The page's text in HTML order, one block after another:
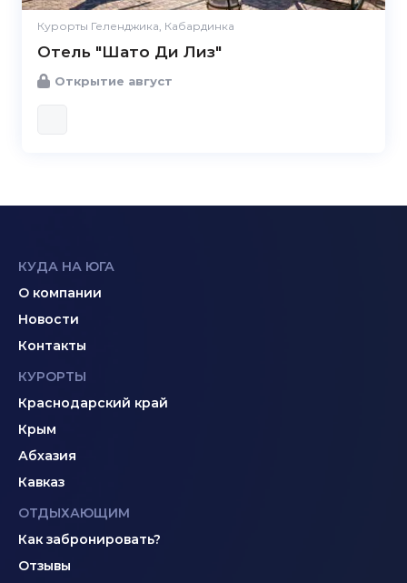
Курорты Геленджика, Кабардинка
Отель "Шато Ди Лиз"
Открытие август
КУДА НА ЮГА
О компании
Новости
Контакты
КУРОРТЫ
Краснодарский край
Крым
Абхазия
Кавказ
ОТДЫХАЮЩИМ
Как забронировать?
Отзывы